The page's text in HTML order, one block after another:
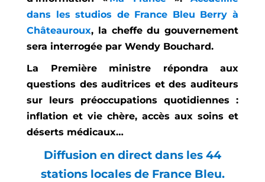
dans les studios de France Bleu Berry à
Châteauroux, la cheffe du gouvernement
sera interrogée par Wendy Bouchard.
La Première ministre répondra aux
questions des auditrices et des auditeurs
sur leurs préoccupations quotidiennes :
inflation et vie chère, accès aux soins et
déserts médicaux…
Diffusion en direct dans les 44
stations locales de France Bleu.